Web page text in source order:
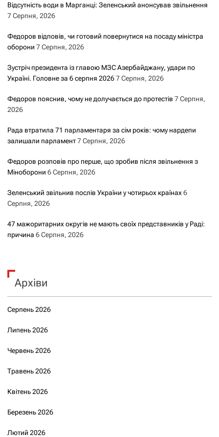
Відсутність води в Марганці: Зеленський анонсував звільнення
7 Серпня, 2026
Федоров відповів, чи готовий повернутися на посаду міністра
оборони 7 Серпня, 2026
Зустріч президента із главою МЗС Азербайджану, удари по
Україні. Головне за 6 серпня 20267 Серпня, 2026
Федоров пояснив, чому не долучається до протестів 7 Серпня,
2026
Рада втратила 71 парламентаря за сім років: чому нардепи
залишали парламент7 Серпня, 2026
Федоров розповів про перше, що зробив після звільнення з
Міноборони 6 Серпня, 2026
Зеленський звільнив послів України у чотирьох країнах 6
Серпня, 2026
47 мажоритарних округів не мають своїх представників у Раді:
причина 6 Серпня, 2026
Архіви
Серпень 2026
Липень 2026
Червень 2026
Травень 2026
Квітень 2026
Березень 2026
Лютий 2026